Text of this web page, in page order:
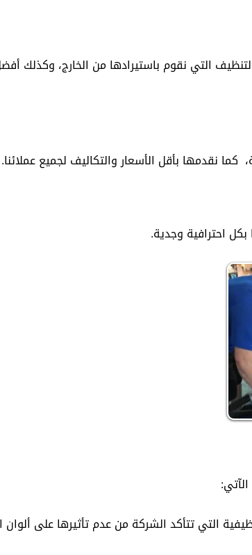
التي نقوم باستيرادها من الخارج، وكذلك
بأقل الأسعار والتكاليف لجميع عملائنا.
التي تتأكد الشركة من عدم تأثيرها على ألوان